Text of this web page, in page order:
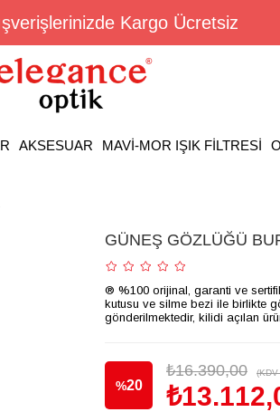
Kargo Ücretsiz
AKSESUAR MAVİ-MOR IŞIK FİLTRESİ
GÜNEŞ GÖZLÜĞÜ
® %100 orijinal, garanti ve
kutusu ve silme bezi ile birlikte
gönderilmektedir, kilidi açılan
%20
₺16.390,00 (KDV